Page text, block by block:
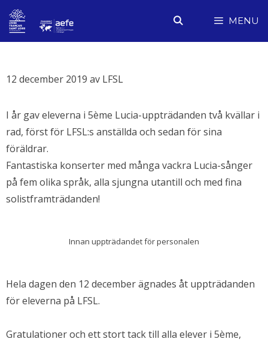
Hoppa
till
innehåll
MENU
12 december 2019 av LFSL
I år gav eleverna i 5ème Lucia-uppträdanden två kvällar i
rad, först för LFSL:s anställda och sedan för sina
föräldrar.
Fantastiska konserter med många vackra Lucia-sånger
på fem olika språk, alla sjungna utantill och med fina
solistframträdanden!
Innan uppträdandet för personalen
Hela dagen den 12 december ägnades åt uppträdanden
för eleverna på LFSL.
Gratulationer och ett stort tack till alla elever i 5ème,